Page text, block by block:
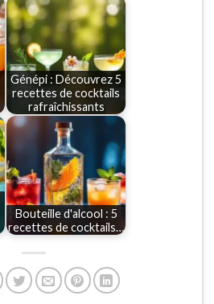
Génépi : Découvrez 5
recettes de cocktails
rafraîchissants
Bouteille d'alcool : 5
recettes de cocktails…